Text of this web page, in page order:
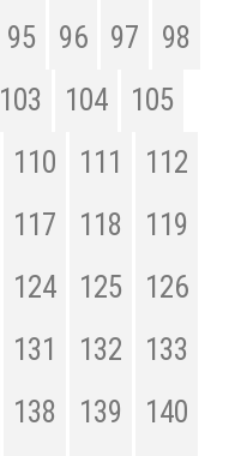
95 96 97
98
103 104
105
110 111
112
117 118
119
124 125
126
131 132
133
138 139
140